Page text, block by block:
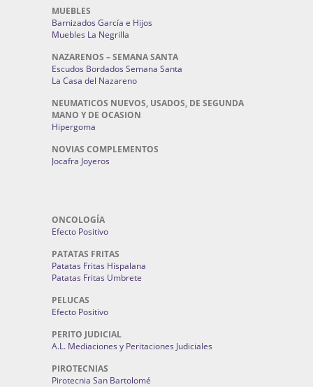
MUEBLES
Barnizados García e Hijos
Muebles La Negrilla
NAZARENOS – SEMANA SANTA
Escudos Bordados Semana Santa
La Casa del Nazareno
NEUMATICOS NUEVOS, USADOS, DE SEGUNDA
MANO Y DE OCASION
Hipergoma
NOVIAS COMPLEMENTOS
Jocafra Joyeros
ONCOLOGÍA
Efecto Positivo
PATATAS FRITAS
Patatas Fritas Hispalana
Patatas Fritas Umbrete
PELUCAS
Efecto Positivo
PERITO JUDICIAL
A.L. Mediaciones y Peritaciones Judiciales
PIROTECNIAS
Pirotecnia San Bartolomé